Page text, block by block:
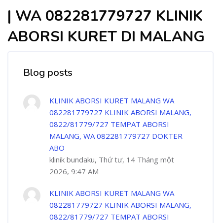
| WA 082281779727 KLINIK
ABORSI KURET DI MALANG
Blog posts
KLINIK ABORSI KURET MALANG WA
082281779727 KLINIK ABORSI MALANG,
0822/81779/727 TEMPAT ABORSI
MALANG, WA 082281779727 DOKTER
ABO
klinik bundaku, Thứ tư, 14 Tháng một
2026, 9:47 AM
KLINIK ABORSI KURET MALANG WA
082281779727 KLINIK ABORSI MALANG,
0822/81779/727 TEMPAT ABORSI